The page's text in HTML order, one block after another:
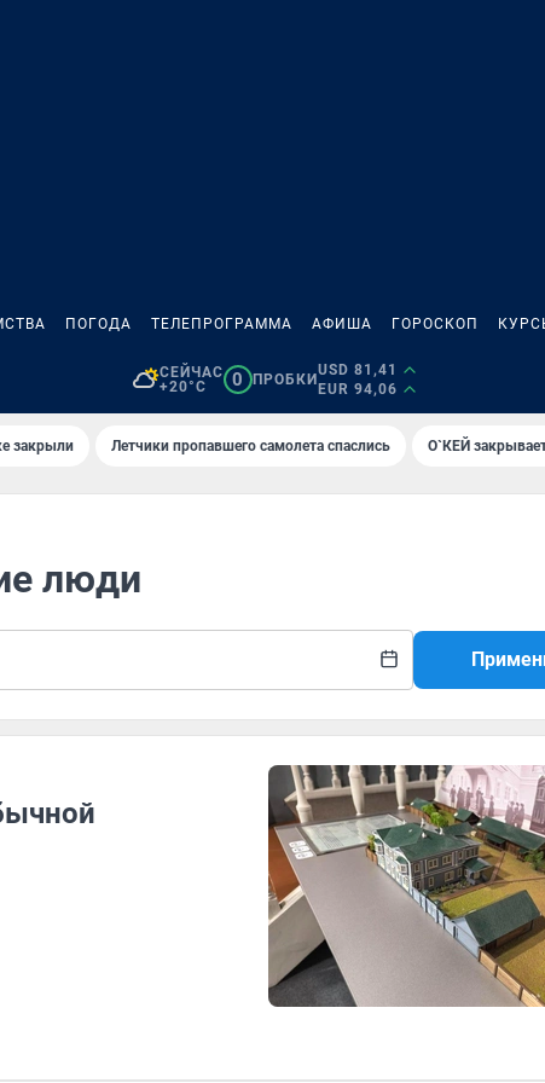
ПОГОДА ТЕЛЕПРОГРАММА АФИША ГОРОСКОП
СЕЙЧАС
+20°C
0 ПРОБКИ
USD 81,41
EUR 94,06
закрыли Летчики пропавшего самолета спаслись О`КЕЙ
люди